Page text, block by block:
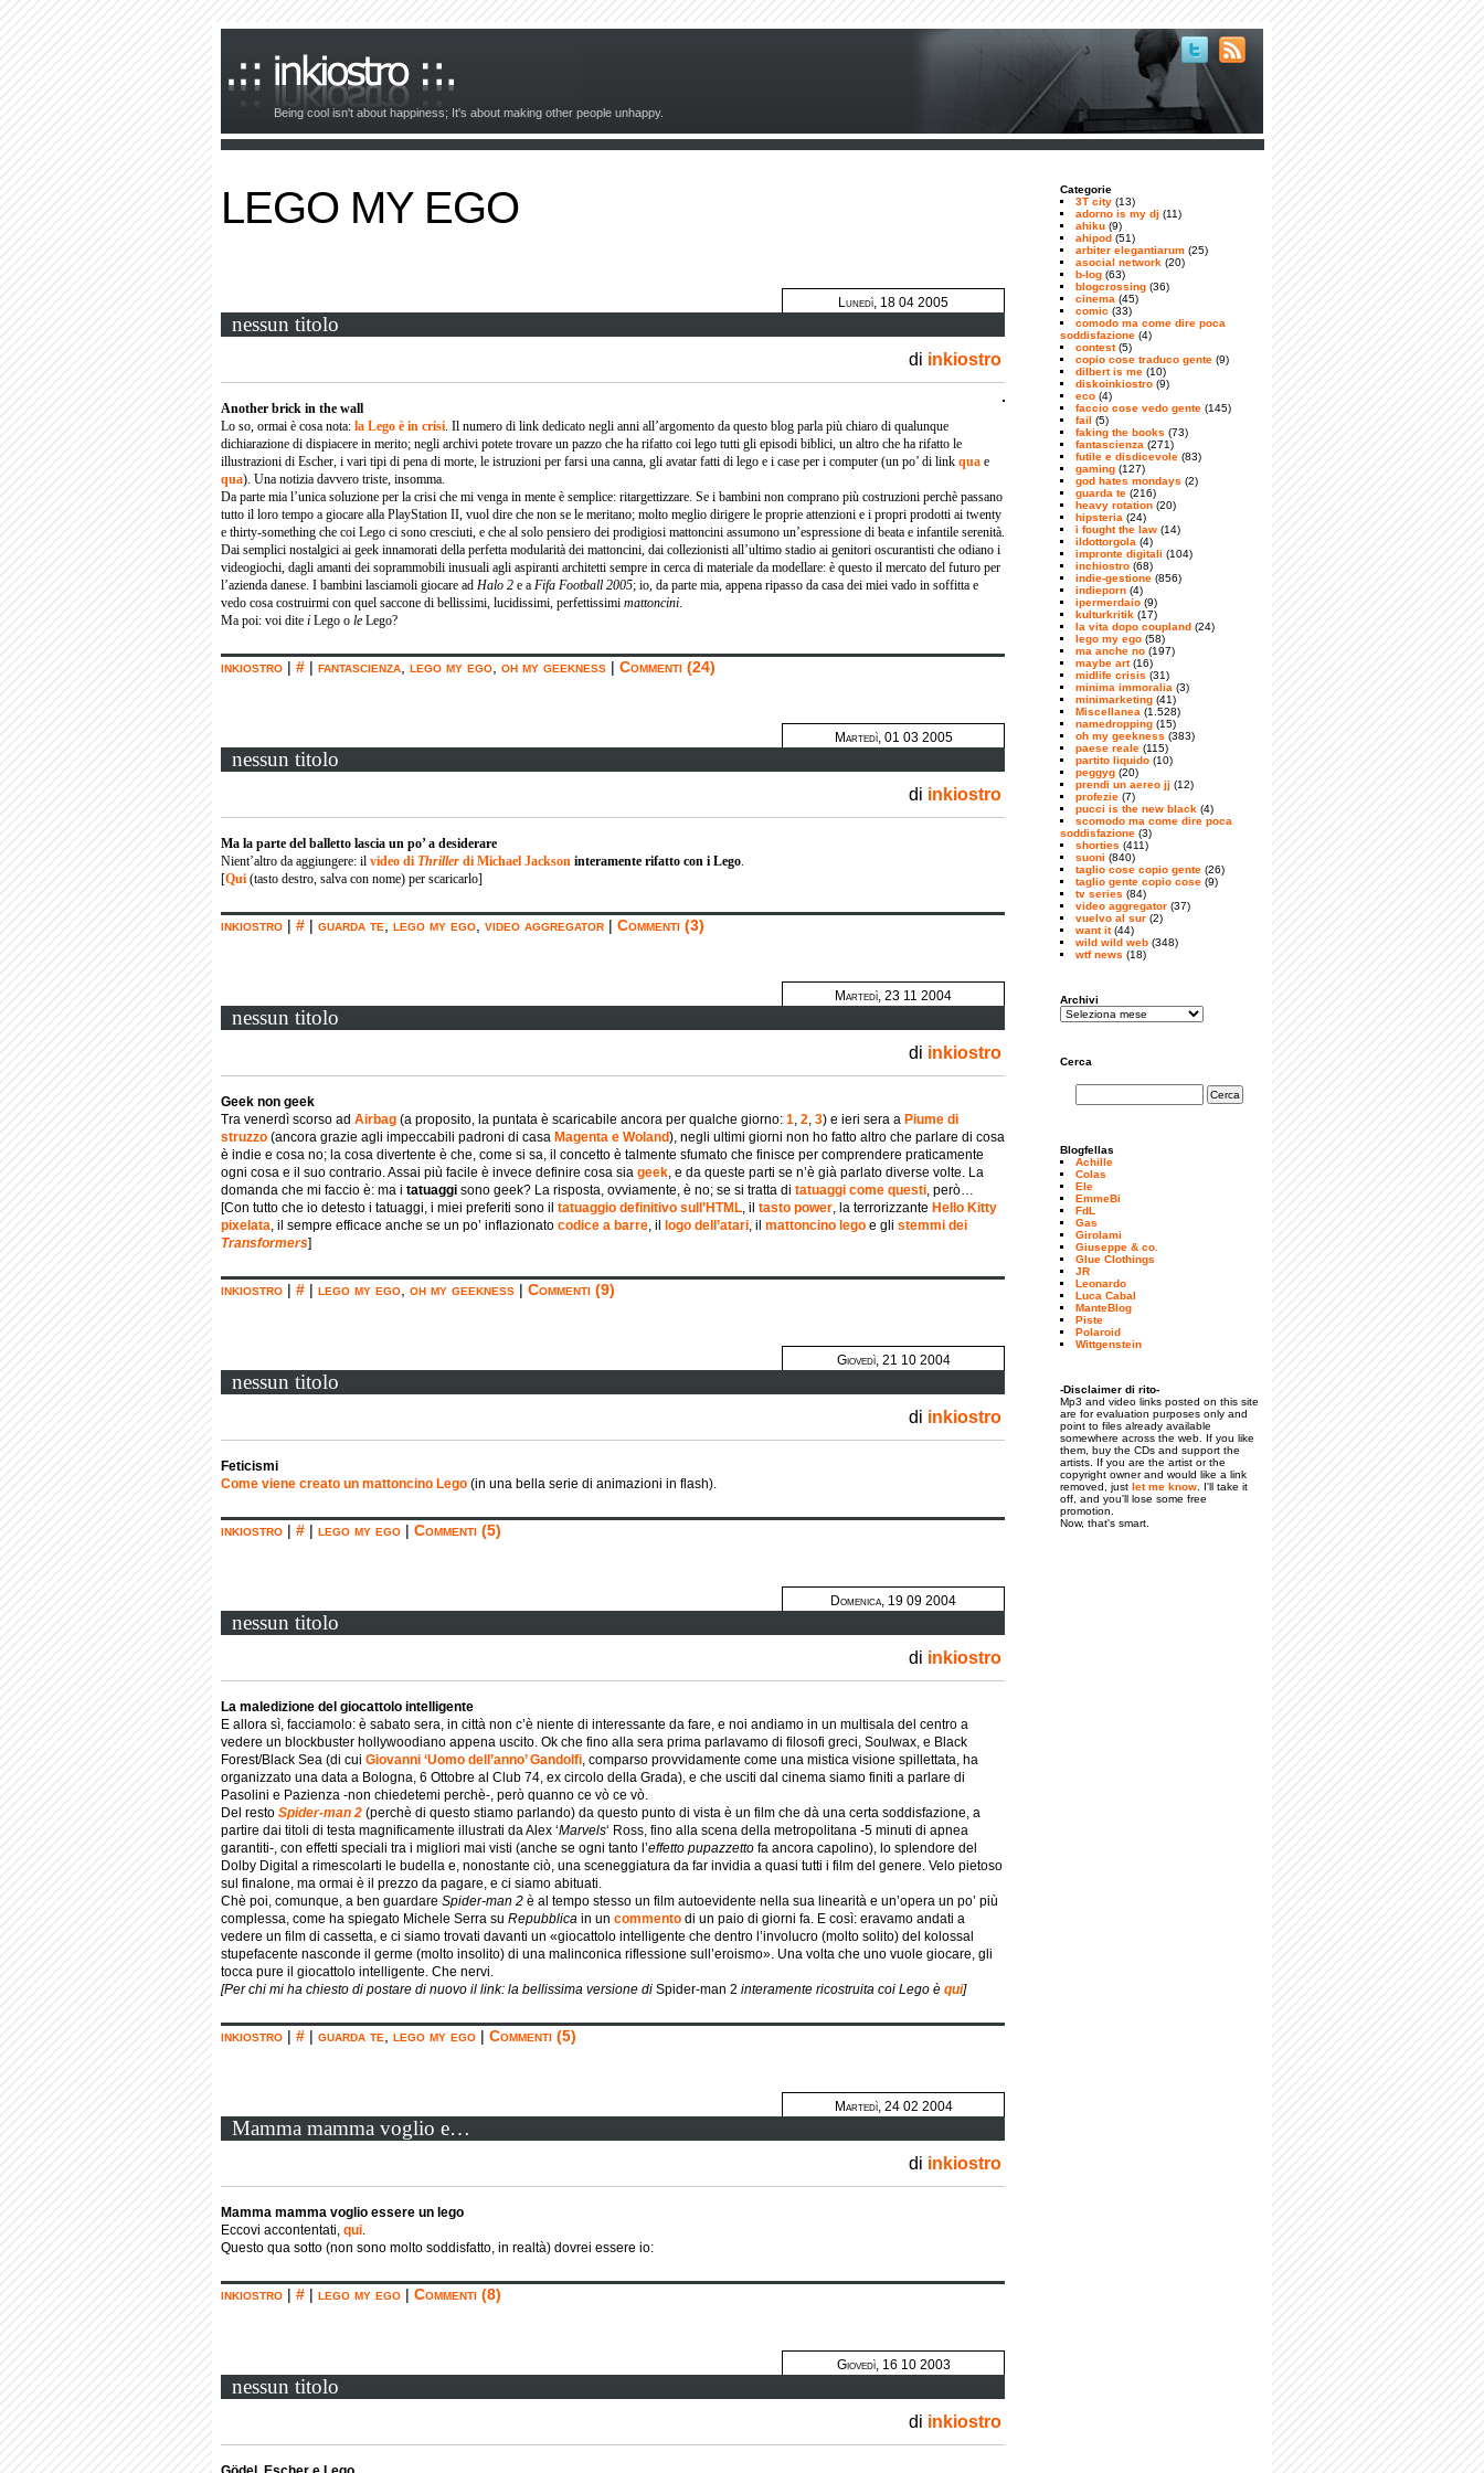
Being cool isn't about happiness; It's about making other people unhappy.
LEGO MY EGO
Lunedì, 18 04 2005
nessun titolo
di inkiostro
Another brick in the wall
Lo so, ormai è cosa nota: la Lego è in crisi. Il numero di link dedicato negli anni all’argomento da questo blog parla più chiaro di qualunque
dichiarazione di dispiacere in merito; negli archivi potete trovare un pazzo che ha rifatto coi lego tutti gli episodi biblici, un altro che ha rifatto le
illustrazioni di Escher, i vari tipi di pena di morte, le istruzioni per farsi una canna, gli avatar fatti di lego e i case per i computer (un po’ di link qua e
qua). Una notizia davvero triste, insomma.
Da parte mia l’unica soluzione per la crisi che mi venga in mente è semplice: ritargettizzare. Se i bambini non comprano più costruzioni perchè passano
tutto il loro tempo a giocare alla PlayStation II, vuol dire che non se le meritano; molto meglio dirigere le proprie attenzioni e i propri prodotti ai twenty
e thirty-something che coi Lego ci sono cresciuti, e che al solo pensiero dei prodigiosi mattoncini assumono un’espressione di beata e infantile serenità.
Dai semplici nostalgici ai geek innamorati della perfetta modularità dei mattoncini, dai collezionisti all’ultimo stadio ai genitori oscurantisti che odiano i
videogiochi, dagli amanti dei soprammobili inusuali agli aspiranti architetti sempre in cerca di materiale da modellare: è questo il mercato del futuro per
l’azienda danese. I bambini lasciamoli giocare ad Halo 2 e a Fifa Football 2005; io, da parte mia, appena ripasso da casa dei miei vado in soffitta e
vedo cosa costruirmi con quel saccone di bellissimi, lucidissimi, perfettissimi mattoncini.
Ma poi: voi dite i Lego o le Lego?
inkiostro | # | fantascienza lego my ego oh my geekness | Commenti (24)
Martedì, 01 03 2005
nessun titolo
di inkiostro
Ma la parte del balletto lascia un po’ a desiderare
Nient’altro da aggiungere: il video di Thriller di Michael Jackson interamente rifatto con i Lego.
[Qui (tasto destro, salva con nome) per scaricarlo]
inkiostro | # | guarda te lego my ego video aggregator | Commenti (3)
Martedì, 23 11 2004
nessun titolo
di inkiostro
Geek non geek
Tra venerdì scorso ad Airbag (a proposito, la puntata è scaricabile ancora per qualche giorno: 1, 2, 3) e ieri sera a Piume di
struzzo (ancora grazie agli impeccabili padroni di casa Magenta e Woland), negli ultimi giorni non ho fatto altro che parlare di cosa
è indie e cosa no; la cosa divertente è che, come si sa, il concetto è talmente sfumato che finisce per comprendere praticamente
ogni cosa e il suo contrario. Assai più facile è invece definire cosa sia geek, e da queste parti se n’è già parlato diverse volte. La
domanda che mi faccio è: ma i tatuaggi sono geek? La risposta, ovviamente, è no; se si tratta di tatuaggi come questi, però…
[Con tutto che io detesto i tatuaggi, i miei preferiti sono il tatuaggio definitivo sull’HTML, il tasto power, la terrorizzante Hello Kitty
pixelata, il sempre efficace anche se un po’ inflazionato codice a barre, il logo dell’atari, il mattoncino lego e gli stemmi dei
Transformers]
inkiostro | # | lego my ego oh my geekness | Commenti (9)
Giovedì, 21 10 2004
nessun titolo
di inkiostro
Feticismi
Come viene creato un mattoncino Lego (in una bella serie di animazioni in flash).
inkiostro | # | lego my ego | Commenti (5)
Domenica, 19 09 2004
nessun titolo
di inkiostro
La maledizione del giocattolo intelligente
E allora sì, facciamolo: è sabato sera, in città non c’è niente di interessante da fare, e noi andiamo in un multisala del centro a
vedere un blockbuster hollywoodiano appena uscito. Ok che fino alla sera prima parlavamo di filosofi greci, Soulwax, e Black
Forest/Black Sea (di cui Giovanni ‘Uomo dell’anno’ Gandolfi, comparso provvidamente come una mistica visione spillettata, ha
organizzato una data a Bologna, 6 Ottobre al Club 74, ex circolo della Grada), e che usciti dal cinema siamo finiti a parlare di
Pasolini e Pazienza -non chiedetemi perchè-, però quanno ce vò ce vò.
Del resto Spider-man 2 (perchè di questo stiamo parlando) da questo punto di vista è un film che dà una certa soddisfazione, a
partire dai titoli di testa magnificamente illustrati da Alex ‘Marvels‘ Ross, fino alla scena della metropolitana -5 minuti di apnea
garantiti-, con effetti speciali tra i migliori mai visti (anche se ogni tanto l’effetto pupazzetto fa ancora capolino), lo splendore del
Dolby Digital a rimescolarti le budella e, nonostante ciò, una sceneggiatura da far invidia a quasi tutti i film del genere. Velo pietoso
sul finalone, ma ormai è il prezzo da pagare, e ci siamo abituati.
Chè poi, comunque, a ben guardare Spider-man 2 è al tempo stesso un film autoevidente nella sua linearità e un’opera un po’ più
complessa, come ha spiegato Michele Serra su Repubblica in un commento di un paio di giorni fa. E così: eravamo andati a
vedere un film di cassetta, e ci siamo trovati davanti un «giocattolo intelligente che dentro l’involucro (molto solito) del kolossal
stupefacente nasconde il germe (molto insolito) di una malinconica riflessione sull’eroismo». Una volta che uno vuole giocare, gli
tocca pure il giocattolo intelligente. Che nervi.
[Per chi mi ha chiesto di postare di nuovo il link: la bellissima versione di Spider-man 2 interamente ricostruita coi Lego è qui]
inkiostro | # | guarda te lego my ego | Commenti (5)
Martedì, 24 02 2004
Mamma mamma voglio e…
di inkiostro
Mamma mamma voglio essere un lego
Eccovi accontentati, qui.
Questo qua sotto (non sono molto soddisfatto, in realtà) dovrei essere io:
inkiostro | # | lego my ego | Commenti (8)
Giovedì, 16 10 2003
nessun titolo
di inkiostro
Categorie
3T city (13)
adorno is my dj (11)
ahiku (9)
ahipod (51)
arbiter elegantiarum (25)
asocial network (20)
b-log (63)
blogcrossing (36)
cinema (45)
comic (33)
comodo ma come dire poca
soddisfazione (4)
contest(5)
copio cose traduco gente (9)
dilbert is me (10)
diskoinkiostro (9)
eco (4)
faccio cose vedo gente (145)
fail (5)
faking the books (73)
fantascienza (271)
futile e disdicevole (83)
gaming (127)
god hates mondays (2)
guarda te (216)
heavy rotation (20)
hipsteria (24)
i fought the law (14)
ildottorgola (4)
impronte digitali (104)
inchiostro (68)
indie-gestione (856)
indieporn (4)
ipermerdaio (9)
kulturkritik (17)
la vita dopo coupland (24)
lego my ego (58)
ma anche no (197)
maybe art(16)
midlife crisis (31)
minima immoralia (3)
minimarketing (41)
Miscellanea (1.528)
namedropping (15)
oh my geekness (383)
paese reale (115)
partito liquido (10)
peggyg (20)
prendi un aereo jj (12)
profezie (7)
pucci is the new black (4)
scomodo ma come dire poca
soddisfazione (3)
shorties (411)
suoni (840)
taglio cose copio gente (26)
taglio gente copio cose (9)
tv series (84)
video aggregator (37)
vuelvo al sur (2)
want it(44)
wild wild web (348)
wtf news (18)
Archivi
Cerca
Blogfellas
Achille
Colas
Ele
EmmeBi
FdL
Gas
Girolami
Giuseppe & co.
Glue Clothings
JR
Leonardo
Luca Cabal
ManteBlog
Piste
Polaroid
Wittgenstein
-Disclaimer di rito-
Mp3 and video links posted on this site
are for evaluation purposes only and
point to files already available
somewhere across the web. If you like
them, buy the CDs and support the
artists. If you are the artist or the
copyright owner and would like a link
removed, just let me know . I'll take it
off, and you'll lose some free
promotion.
Now, that's smart.